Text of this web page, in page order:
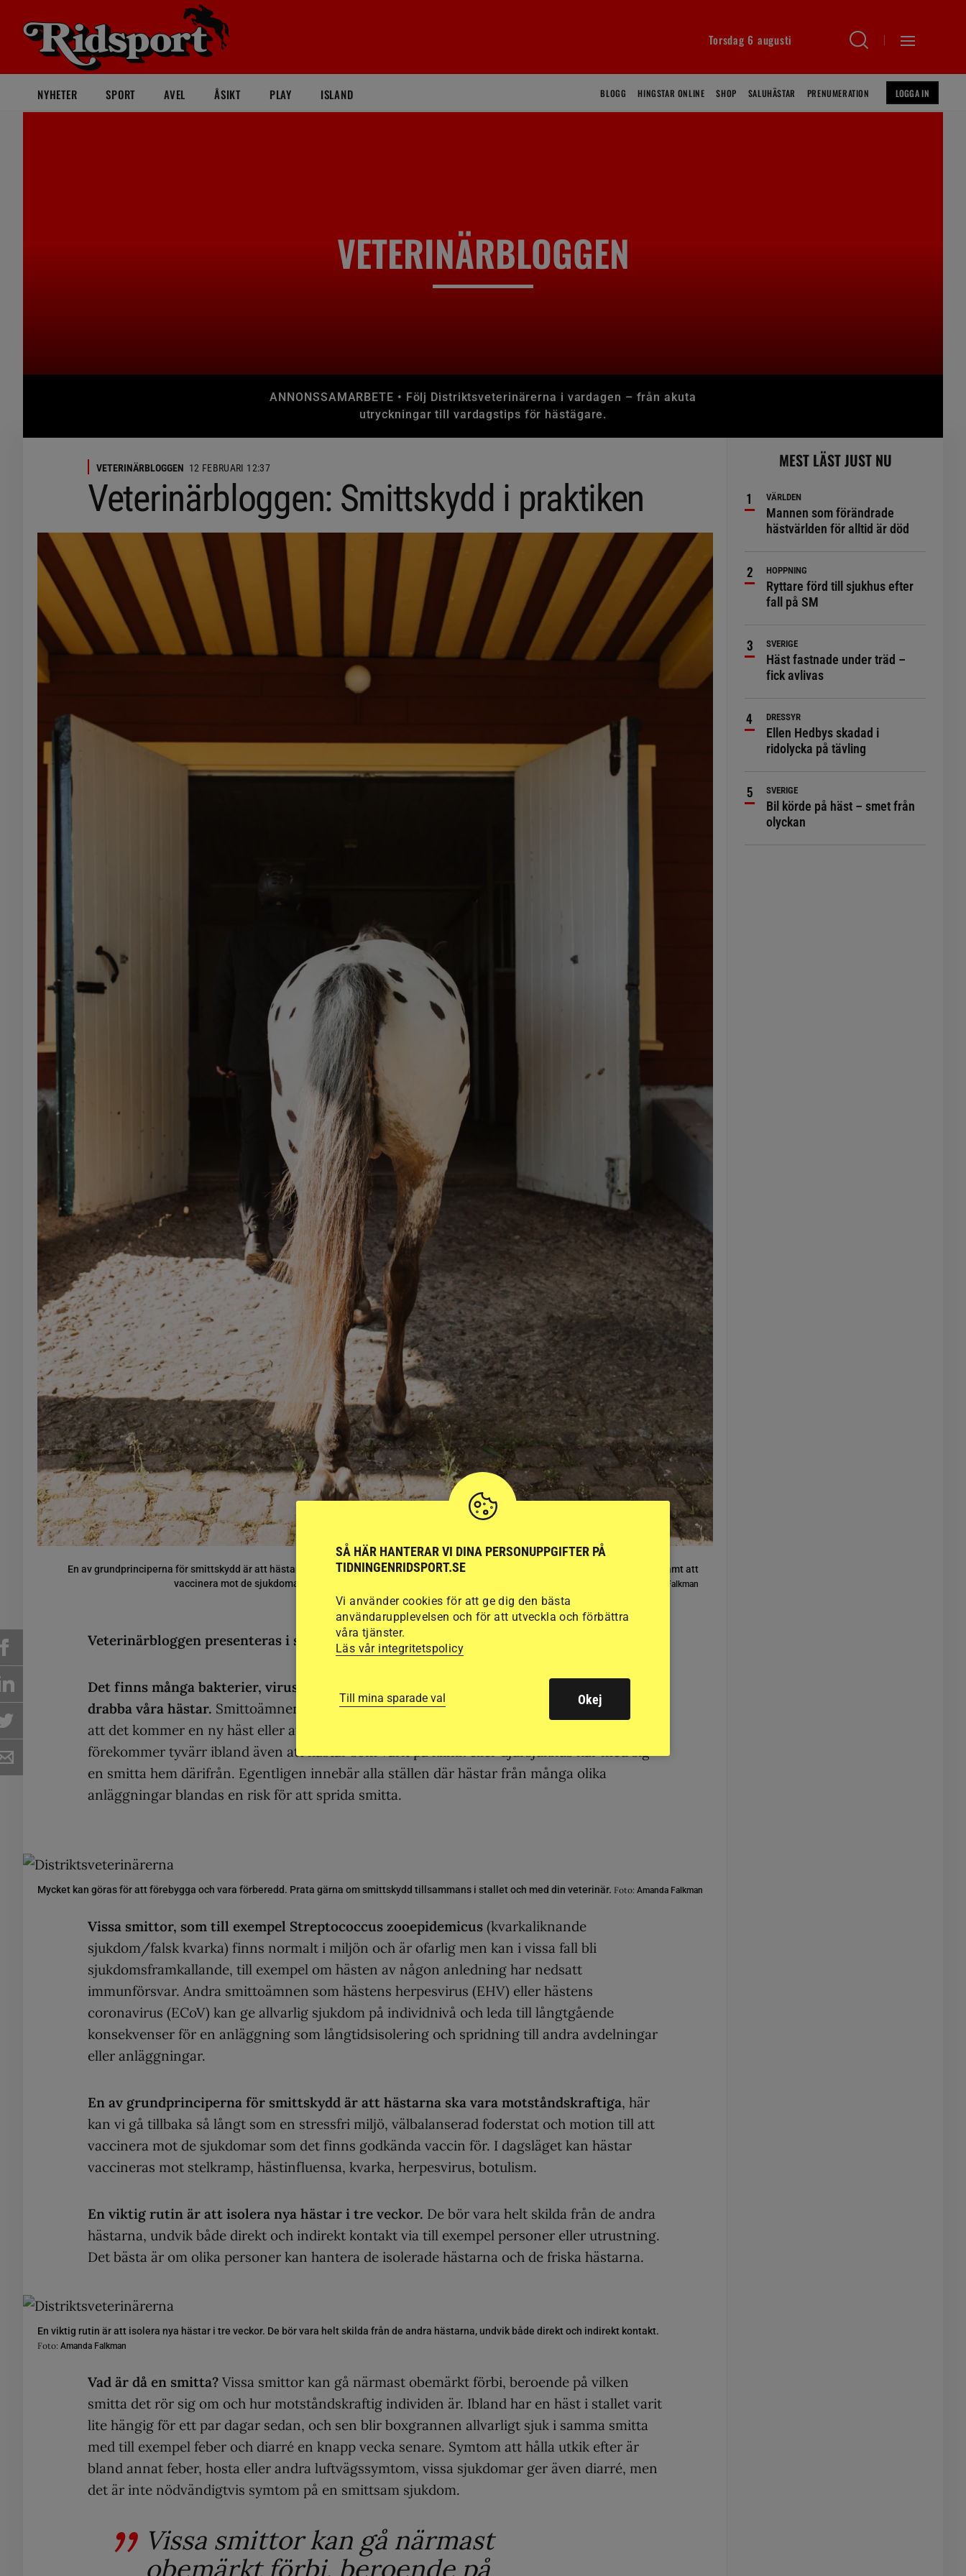
Torsdag 6 augusti
NYHETER SPORT AVEL ÅSIKT PLAY ISLAND BLOGG HINGSTAR ONLINE SHOP SALUHÄSTAR PRENUMERATION LOGGA IN
VETERINÄRBLOGGEN
ANNONSSAMARBETE • Följ Distriktsveterinärerna i vardagen – från akuta
utryckningar till vardagstips för hästägare.
VETERINÄRBLOGGEN 12 FEBRUARI 12:37
Veterinärbloggen: Smittskydd i praktiken
En av grundprinciperna för smittskydd är att hästarna är motståndskraftiga. En stressfri miljö, välbalanserad foderstat och motion samt att
vaccinera mot de sjukdomar som det finns godkända vaccin för är en viktig del av smittskyddet.
Amanda Falkman
Veterinärbloggen presenteras i samarbete medDistriktsveterinärerna.
Det finns många bakterier, virus, svampar och andra smittsamma ämnen som kan
drabba våra hästar. Smittoämnen kommer ofta in i ett stall eller en hästanläggning genom
att det kommer en ny häst eller att man är ute på tävling och träning eller via besökare. Det
förekommer tyvärr ibland även att hästar som varit på klinik eller djursjukhus har med sig
en smitta hem därifrån. Egentligen innebär alla ställen där hästar från många olika
anläggningar blandas en risk för att sprida smitta.
Mycket kan göras för att förebygga och vara förberedd. Prata gärna om smittskydd tillsammans i stallet och med din veterinär. Foto: Amanda Falkman
Vissa smittor, som till exempel Streptococcus zooepidemicus (kvarkaliknande
sjukdom/falsk kvarka) finns normalt i miljön och är ofarlig men kan i vissa fall bli
sjukdomsframkallande, till exempel om hästen av någon anledning har nedsatt
immunförsvar. Andra smittoämnen som hästens herpesvirus (EHV) eller hästens
coronavirus (ECoV) kan ge allvarlig sjukdom på individnivå och leda till långtgående
konsekvenser för en anläggning som långtidsisolering och spridning till andra avdelningar
eller anläggningar.
En av grundprinciperna för smittskydd är att hästarna ska vara motståndskraftiga, här
kan vi gå tillbaka så långt som en stressfri miljö, välbalanserad foderstat och motion till att
vaccinera mot de sjukdomar som det finns godkända vaccin för. I dagsläget kan hästar
vaccineras mot stelkramp, hästinfluensa, kvarka, herpesvirus, botulism.
En viktig rutin är att isolera nya hästar i tre veckor. De bör vara helt skilda från de andra
hästarna, undvik både direkt och indirekt kontakt via till exempel personer eller utrustning.
Det bästa är om olika personer kan hantera de isolerade hästarna och de friska hästarna.
En viktig rutin är att isolera nya hästar i tre veckor. De bör vara helt skilda från de andra hästarna, undvik både direkt och indirekt kontakt.
Foto: Amanda Falkman
Vad är då en smitta? Vissa smittor kan gå närmast obemärkt förbi, beroende på vilken
smitta det rör sig om och hur motståndskraftig individen är. Ibland har en häst i stallet varit
lite hängig för ett par dagar sedan, och sen blir boxgrannen allvarligt sjuk i samma smitta
med till exempel feber och diarré en knapp vecka senare. Symtom att hålla utkik efter är
bland annat feber, hosta eller andra luftvägssymtom, vissa sjukdomar ger även diarré, men
det är inte nödvändigtvis symtom på en smittsam sjukdom.
Vissa smittor kan gå närmast
obemärkt förbi, beroende på
MEST LÄST JUST NU
VÄRLDEN
Mannen som förändrade
hästvärlden för alltid är död
HOPPNING
Ryttare förd till sjukhus efter
fall på SM
SVERIGE
Häst fastnade under träd –
fick avlivas
DRESSYR
Ellen Hedbys skadad i
ridolycka på tävling
SVERIGE
Bil körde på häst – smet från
olyckan
SÅ HÄR HANTERAR VI DINA PERSONUPPGIFTER PÅ
TIDNINGENRIDSPORT.SE
Vi använder cookies för att ge dig den bästa
användarupplevelsen och för att utveckla och förbättra
våra tjänster.
Läs vår integritetspolicy
Till mina sparade val Okej